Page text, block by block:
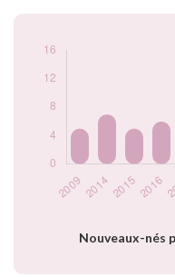
Nouveaux-nés
prénom Austin par
2024